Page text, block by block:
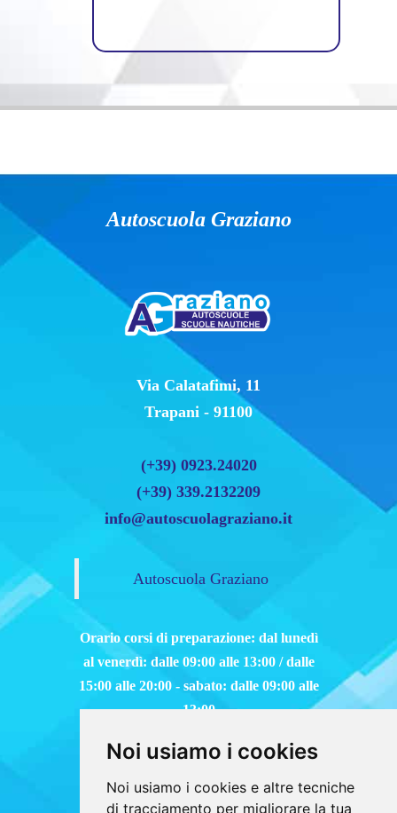
Noi usiamo i cookies
Noi usiamo i cookies e altre tecniche
di tracciamento per migliorare la tua
Via Calatafimi, 11
Trapani - 91100
(+39) 0923.24020
(+39) 339.2132209
info@autoscuolagraziano.it
Autoscuola Graziano
al venerdì: dalle 09:00 alle 13:00 / dalle
15:00 alle 20:00 - sabato: dalle 09:00 alle